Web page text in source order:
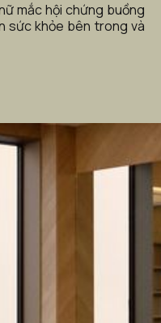
mắc hội chứng buồng
sức khỏe bên trong và